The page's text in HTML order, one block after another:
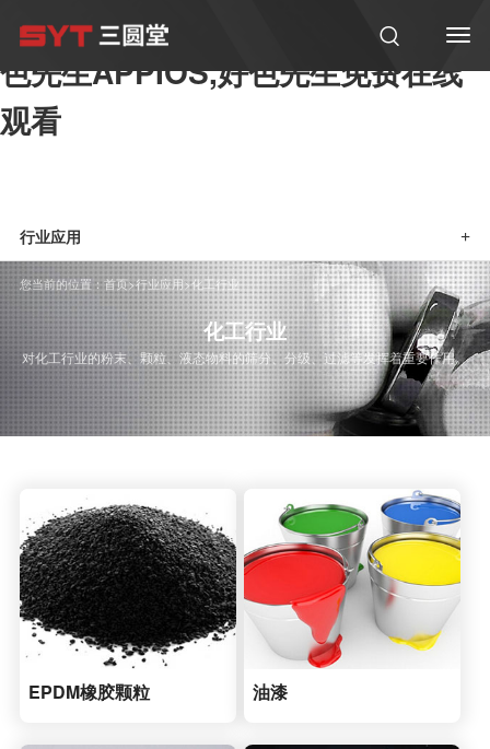
好色软件大全,好色先生在线观看,好
色先生APPIOS,好色先生免费在线
观看
行业应用 +
您当前的位置：首页>行业应用>化工行业
化工行业
对化工行业的粉末、颗粒、液态物料的筛分、分级、过滤等发挥着重要作用。
EPDM橡胶颗粒 油漆